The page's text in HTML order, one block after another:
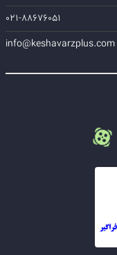
۰۲۱-۸۸۶۷۶۰۵۱
info@keshavarzplus.com